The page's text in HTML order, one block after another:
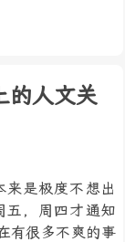
的人文关
是极度不想出
五，周四才通知
有很多不爽的事